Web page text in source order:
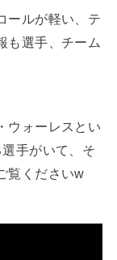
ールが軽い、テ
も選手、チーム
ウォーレスとい
手がいて、そ
覧くださいw